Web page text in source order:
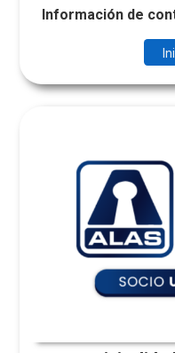
Información de